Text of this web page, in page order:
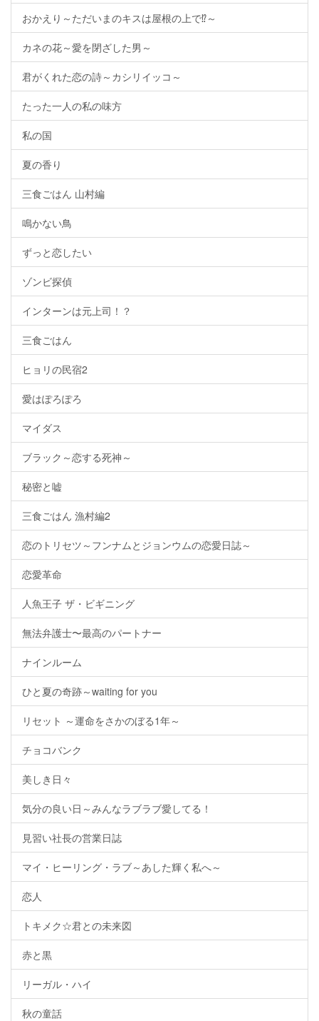
おかえり～ただいまのキスは屋根の上で⁉～
カネの花～愛を閉ざした男～
君がくれた恋の詩～カシリイッコ～
たった一人の私の味方
私の国
夏の香り
三食ごはん 山村編
鳴かない鳥
ずっと恋したい
ゾンビ探偵
インターンは元上司！？
三食ごはん
ヒョリの民宿2
愛はぽろぽろ
マイダス
ブラック～恋する死神～
秘密と嘘
三食ごはん 漁村編2
恋のトリセツ～フンナムとジョンウムの恋愛日誌～
恋愛革命
人魚王子 ザ・ビギニング
無法弁護士〜最高のパートナー
ナインルーム
ひと夏の奇跡～waiting for you
リセット ～運命をさかのぼる1年～
チョコバンク
美しき日々
気分の良い日～みんなラブラブ愛してる！
見習い社長の営業日誌
マイ・ヒーリング・ラブ～あした輝く私へ～
恋人
トキメク☆君との未来図
赤と黒
リーガル・ハイ
秋の童話